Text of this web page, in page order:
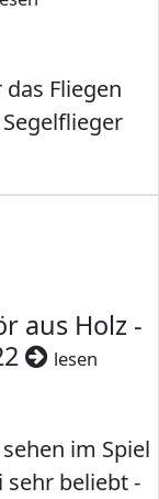
Fliegen
aus Holz -
lesen
im Spiel
sehr beliebt -